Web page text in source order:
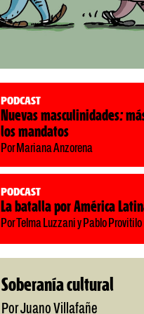
Podcast
Nuevas masculinidades:
los mandatos
Por Mariana Anzorena
Podcast
La batalla por América
Por Telma Luzzani y Pablo Provitilo
Soberanía cultural
Por Juano Villafañe